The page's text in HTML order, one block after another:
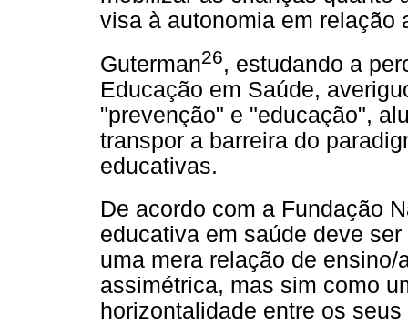
visa à autonomia em relação
Guterman26, estudando a
Educação em Saúde,
"prevenção" e "educação",
transpor a barreira do
educativas.
De acordo com a Fundação
educativa em saúde deve
uma mera relação de
assimétrica, mas sim como
horizontalidade entre os